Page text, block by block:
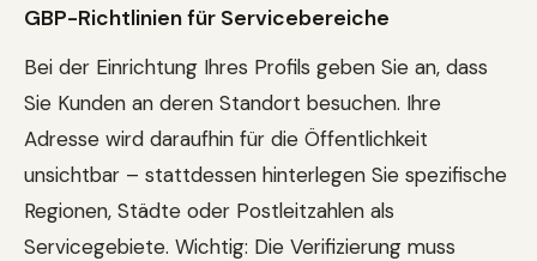
GBP-Richtlinien für Servicebereiche
Bei der Einrichtung Ihres Profils geben Sie an, dass
Sie Kunden an deren Standort besuchen. Ihre
Adresse wird daraufhin für die Öffentlichkeit
unsichtbar – stattdessen hinterlegen Sie spezifische
Regionen, Städte oder Postleitzahlen als
Servicegebiete. Wichtig: Die Verifizierung muss